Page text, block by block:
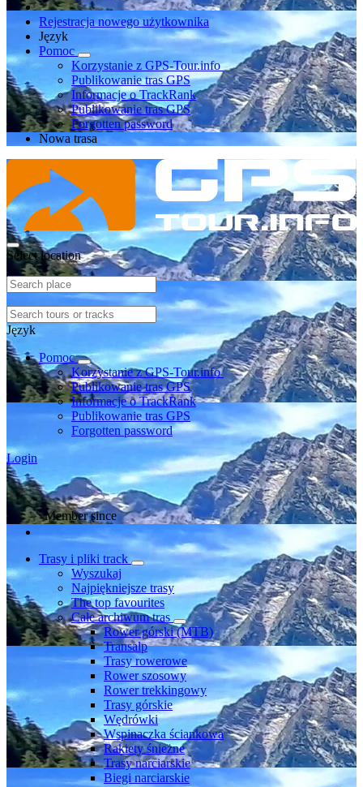
Rejestracja nowego użytkownika
Język
Pomoc
Korzystanie z GPS-Tour.info
Publikowanie tras GPS
Informacje o TrackRank
Publikowanie tras GPS
Forgotten password
Nowa trasa
Select location
Język
Pomoc
Korzystanie z GPS-Tour.info
Publikowanie tras GPS
Informacje o TrackRank
Publikowanie tras GPS
Forgotten password
Login
Member since
Trasy i pliki track
Wyszukaj
Najpiękniejsze trasy
The top favourites
Całe archiwum tras
Rower górski (MTB)
Transalp
Trasy rowerowe
Rower szosowy
Rower trekkingowy
Trasy górskie
Wędrówki
Wspinaczka ściankowa
Rakiety śnieżne
Trasy narciarskie
Biegi narciarskie